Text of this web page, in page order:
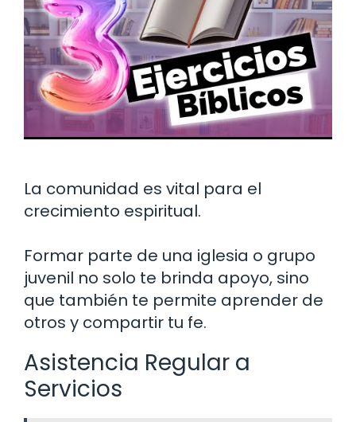
La comunidad es vital para el
crecimiento espiritual.
Formar parte de una iglesia o grupo
juvenil no solo te brinda apoyo, sino
que también te permite aprender de
otros y compartir tu fe.
Asistencia Regular a
Servicios